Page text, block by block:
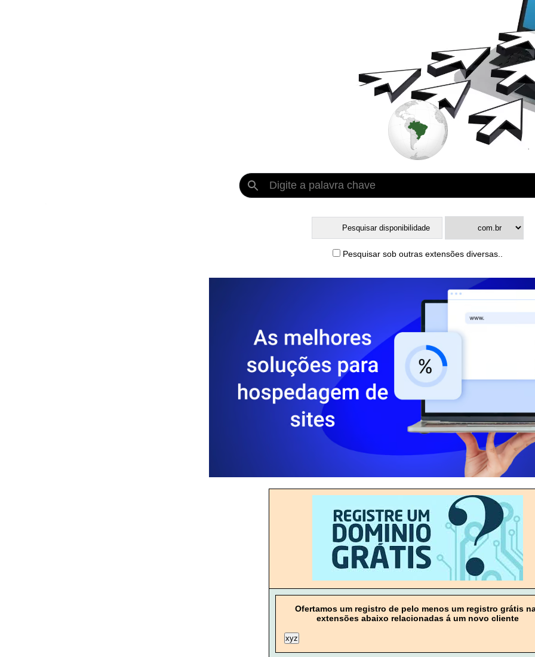
Pesquisar sob outras extensões diversas..
Ofertamos um registro de pelo menos um registro grátis
extensões abaixo relacionadas á um novo cliente
xyz